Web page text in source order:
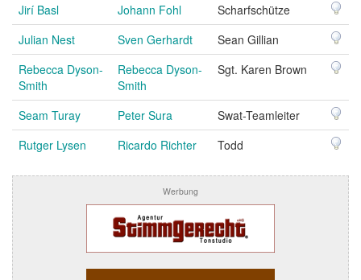
Jirí Basl
Johann Fohl
Scharfschütze
Julian Nest
Sven Gerhardt
Sean Gillian
Rebecca Dyson-
Smith
Rebecca Dyson-
Smith
Sgt. Karen Brown
Seam Turay Peter Sura
Swat-Teamleiter
Rutger Lysen
Ricardo Richter Todd
Werbung